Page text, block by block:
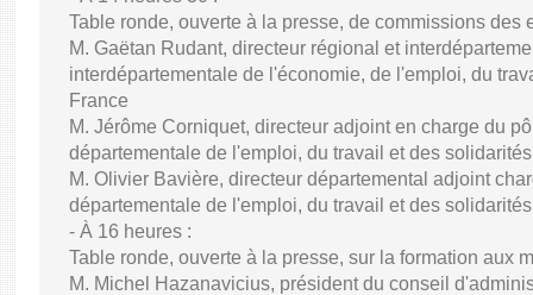
Table ronde, ouverte à la presse, de commissions des
M. Gaëtan Rudant, directeur régional et
interdépartementale de l'économie, de l'emploi, du
France
M. Jérôme Corniquet, directeur adjoint en charge du
départementale de l'emploi, du travail et des
M. Olivier Bavière, directeur départemental adjoint
départementale de l'emploi, du travail et des
- À 16 heures :
Table ronde, ouverte à la presse, sur la formation aux
M. Michel Hazanavicius, président du conseil